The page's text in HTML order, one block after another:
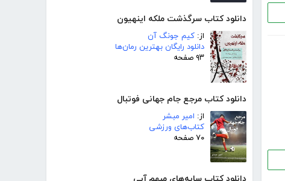
دانلود کتاب سرگذشت ملکه اینهیون
از: کیم جونگ آن
دانلود رایگان بهترین رمان‌ها
۹۳ صفحه
دانلود کتاب مرجع جام جهانی فوتبال
از: امیر مبشر
کتاب‌های ورزشی
۷۰ صفحه